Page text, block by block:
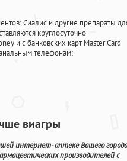
Сиалис и другие препараты
круглосуточно
и с банковских карт Master Card
телефонам:
виагры
интернет- аптеке Вашего
производителей с